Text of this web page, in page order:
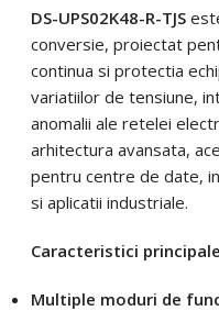
Telefon*
Mesaj (cantitate, termen,
Email *
Telefon*
Cerințele tale (proiect,
DS-UPS02K48-R-TJS
conversie, proiectat
continua si protectia
variatiilor de tensiune,
anomalii ale retelei
arhitectura avansata,
pentru centre de date,
si aplicatii industriale.
Caracteristici
Multiple moduri de